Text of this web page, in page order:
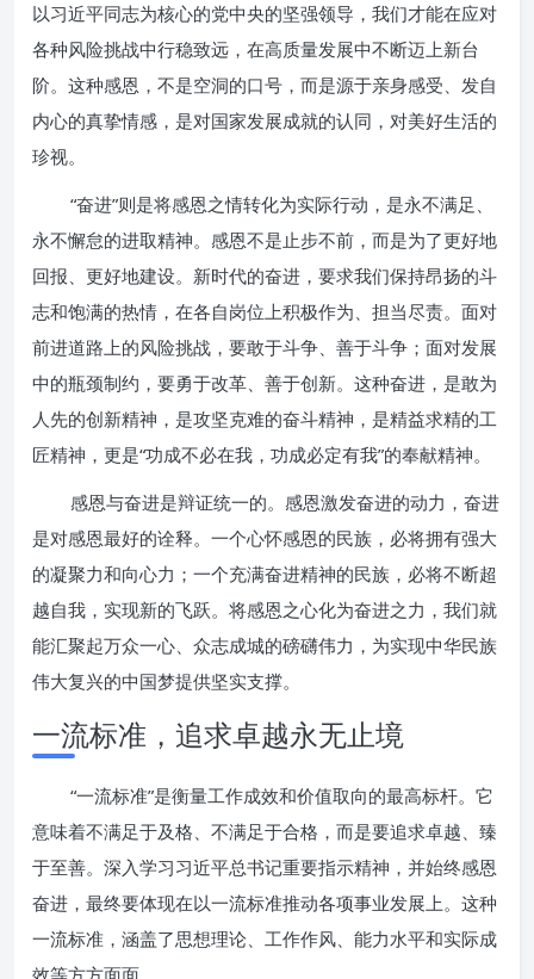
以习近平同志为核心的党中央的坚强领导，我们才能在应对
各种风险挑战中行稳致远，在高质量发展中不断迈上新台
阶。这种感恩，不是空洞的口号，而是源于亲身感受、发自
内心的真挚情感，是对国家发展成就的认同，对美好生活的
珍视。
“奋进”则是将感恩之情转化为实际行动，是永不满足、
永不懈怠的进取精神。感恩不是止步不前，而是为了更好地
回报、更好地建设。新时代的奋进，要求我们保持昂扬的斗
志和饱满的热情，在各自岗位上积极作为、担当尽责。面对
前进道路上的风险挑战，要敢于斗争、善于斗争；面对发展
中的瓶颈制约，要勇于改革、善于创新。这种奋进，是敢为
人先的创新精神，是攻坚克难的奋斗精神，是精益求精的工
匠精神，更是“功成不必在我，功成必定有我”的奉献精神。
感恩与奋进是辩证统一的。感恩激发奋进的动力，奋进
是对感恩最好的诠释。一个心怀感恩的民族，必将拥有强大
的凝聚力和向心力；一个充满奋进精神的民族，必将不断超
越自我，实现新的飞跃。将感恩之心化为奋进之力，我们就
能汇聚起万众一心、众志成城的磅礴伟力，为实现中华民族
伟大复兴的中国梦提供坚实支撑。
一流标准，追求卓越永无止境
“一流标准”是衡量工作成效和价值取向的最高标杆。它
意味着不满足于及格、不满足于合格，而是要追求卓越、臻
于至善。深入学习习近平总书记重要指示精神，并始终感恩
奋进，最终要体现在以一流标准推动各项事业发展上。这种
一流标准，涵盖了思想理论、工作作风、能力水平和实际成
效等方方面面。